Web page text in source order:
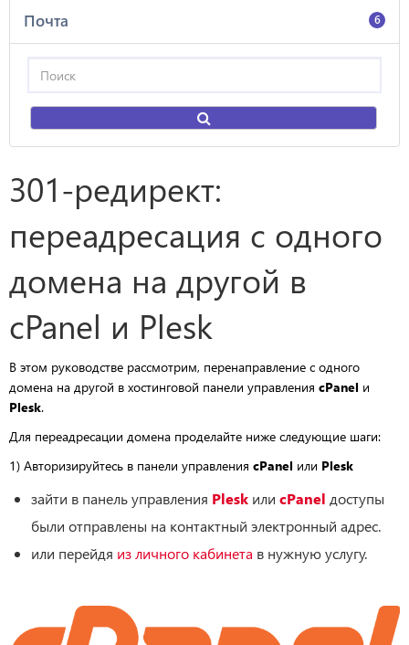
Почта 6
301-редирект:
переадресация с одного
домена на другой в
cPanel и Plesk
В этом руководстве рассмотрим, перенаправление с одного
домена на другой в хостинговой панели управления cPanel и
Plesk.
Для переадресации домена проделайте ниже следующие шаги:
1) Авторизируйтесь в панели управления cPanel или Plesk
зайти в панель управления Plesk или cPanel доступы
были отправлены на контактный электронный адрес.
или перейдя из личного кабинета в нужную услугу.